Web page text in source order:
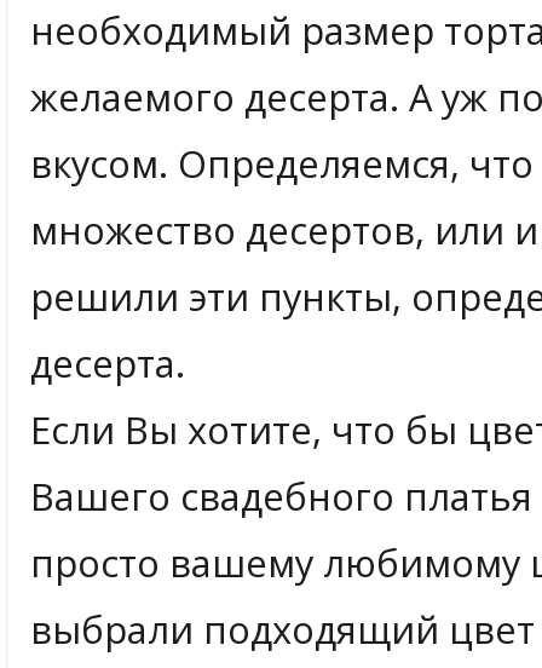
необходимый размер
желаемого десерта. А уж
вкусом. Определяемся,
множество десертов, или
решили эти пункты,
десерта.
Если Вы хотите, что бы
Вашего свадебного
просто вашему любимому
выбрали подходящий